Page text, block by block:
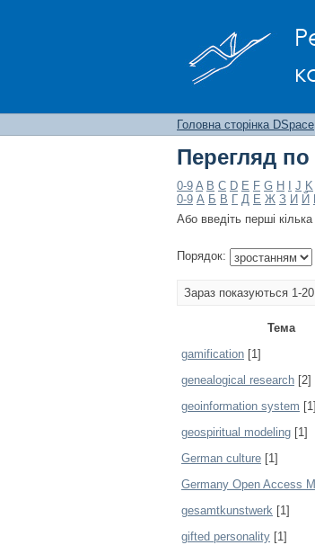
Головна сторінка DSpace
Перегляд по
0-9 A B C D E F G H J K
0-9 А Б В Г Д Е Ж З И Й
Або введіть перші
Порядок:
Зараз показуються 1-
Тема
gamification [1]
genealogical research [2]
geoinformation system [1]
geospiritual modeling [1]
German culture [1]
Germany Open Access
gesamtkunstwerk [1]
gifted personality [1]